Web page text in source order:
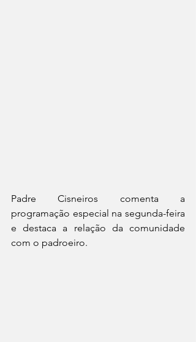
Padre Cisneiros comenta a
programação especial na segunda-feira
e destaca a relação da comunidade
com o padroeiro.